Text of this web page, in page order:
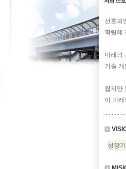
선호피
확립에
미래의
기술
짧지만
이 미
성장